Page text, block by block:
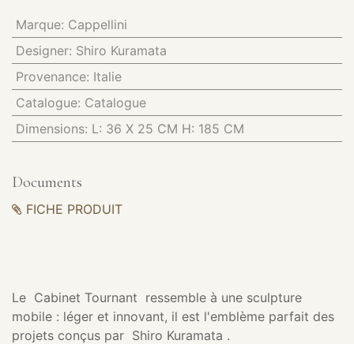
Marque: Cappellini
Designer: Shiro Kuramata
Provenance: Italie
Catalogue: Catalogue
Dimensions: L: 36 X 25 CM H: 185 CM
Documents
FICHE PRODUIT
Le Cabinet Tournant ressemble à une sculpture
mobile : léger et innovant, il est l'emblème parfait des
projets conçus par Shiro Kuramata .